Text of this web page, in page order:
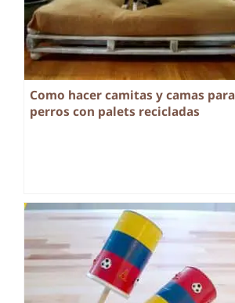
Como hacer camitas y camas para
perros con palets recicladas